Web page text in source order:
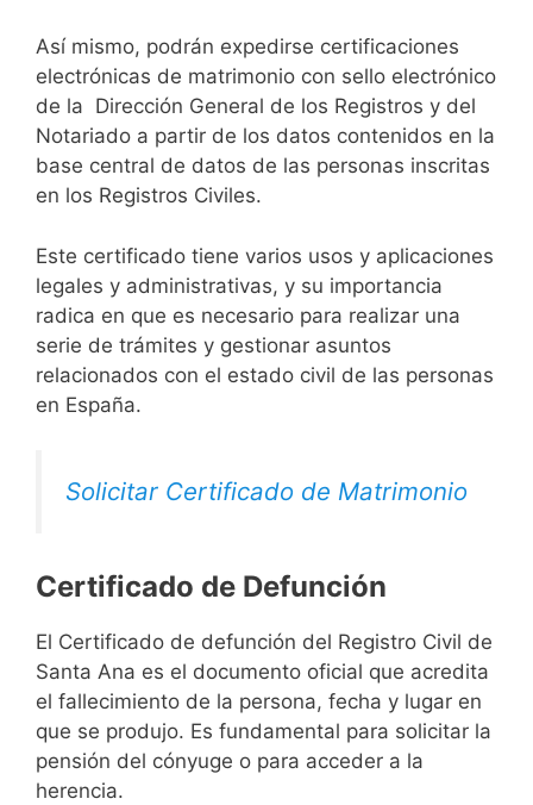
Así mismo, podrán expedirse certificaciones
electrónicas de matrimonio con sello electrónico
de la Dirección General de los Registros y del
Notariado a partir de los datos contenidos en la
base central de datos de las personas inscritas
en los Registros Civiles.
Este certificado tiene varios usos y aplicaciones
legales y administrativas, y su importancia
radica en que es necesario para realizar una
serie de trámites y gestionar asuntos
relacionados con el estado civil de las personas
en España.
Solicitar Certificado de Matrimonio
Certificado de Defunción
El Certificado de defunción del Registro Civil de
Santa Ana es el documento oficial que acredita
el fallecimiento de la persona, fecha y lugar en
que se produjo. Es fundamental para solicitar la
pensión del cónyuge o para acceder a la
herencia.